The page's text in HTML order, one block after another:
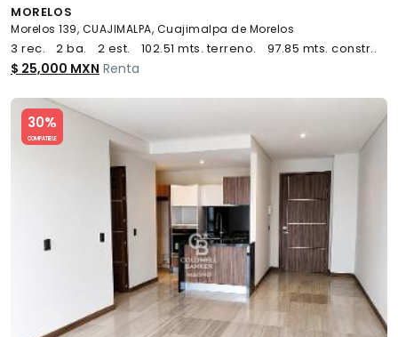
MORELOS
Morelos 139, CUAJIMALPA, Cuajimalpa de Morelos
3 rec. 2 ba. 2 est. 102.51 mts. terreno. 97.85 mts. constr..
$ 25,000 MXN Renta
30%
COMPATIBLE
Slide 1 of 5